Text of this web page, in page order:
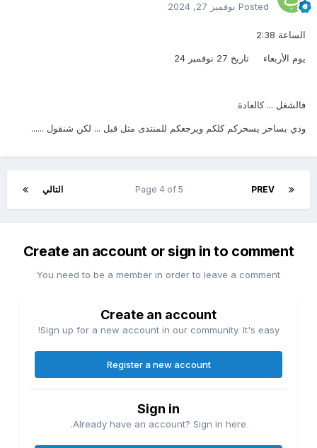
Posted نوفمبر 27, 2024
الساعة 2:38
يوم الأربعاء تاريخ 27 نوفمبر 24
فالشغل ... كالعادة
ودي بساحر يسحركم كلكم ويرجعكم للمنتدى مثل قبل ... لكن شنقول ......
PREV التالي Page 4 of 5
Create an account or sign in to comment
You need to be a member in order to leave a comment
Create an account
Sign up for a new account in our community. It's easy!
Register a new account
Sign in
Already have an account? Sign in here.